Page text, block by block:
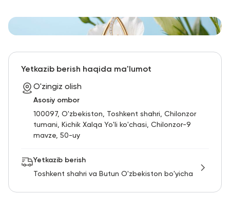
Yetkazib berish haqida ma'lumot
O'zingiz olish
Asosiy ombor
100097, O'zbekiston, Toshkent shahri, Chilonzor
tumani, Kichik Xalqa Yo'li ko'chasi, Chilonzor-9
mavze, 50-uy
Yetkazib berish
Toshkent shahri va Butun O'zbekiston bo'yicha